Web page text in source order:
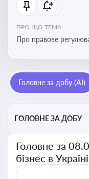
ПРО ЩО ТЕМА:
Про правове
реальні кейси
Головне за добу (AI)
ГОЛОВНЕ ЗА ДОБУ
Головне за
бізнес в Україні